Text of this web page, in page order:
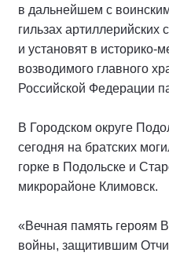
в дальнейшем с
гильзах артиллерийских
и установят в историко-
возводимого главного
Российской Федерации
В Городском округе
сегодня на братских
горке в Подольске и
микрорайоне Климовск.
«Вечная память героям
войны, защитившим